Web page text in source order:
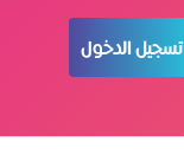
تسجيل الدخول